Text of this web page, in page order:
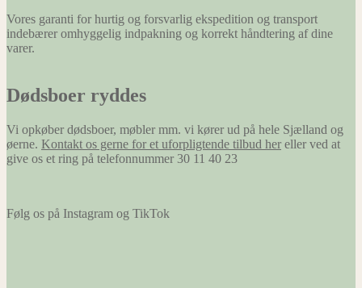
Vores garanti for hurtig og forsvarlig ekspedition og transport
indebærer omhyggelig indpakning og korrekt håndtering af dine
varer.
Dødsboer ryddes
Vi opkøber dødsboer, møbler mm. vi kører ud på hele Sjælland og
øerne. Kontakt os gerne for et uforpligtende tilbud her eller ved at
give os et ring på telefonnummer 30 11 40 23
Følg os på Instagram og TikTok